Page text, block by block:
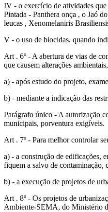
IV - o exercício de atividades
Pintada - Panthera onça , o Jaó
leucas , Xenomelaniris
V - o uso de biocidas, quando
Art . 6º - A abertura de vias de
que causem alterações
a) - após estudo do projeto,
b) - mediante a indicação das
Parágrafo único - A autorização
municipais, porventura exigíveis.
Art . 7º - Para melhor controlar
a) - a construção de edificações,
fiquem a salvo de contaminação,
b) - a execução de projetos de
Art . 8º - Os projetos de
Ambiente-SEMA, do Ministério